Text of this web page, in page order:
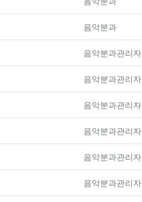
등록자
음악분과
등록자
음악분과관리자
등록자
음악분과관리자
등록자
음악분과관리자
등록자
음악분과관리자
등록자
음악분과관리자
등록자
음악분과관리자